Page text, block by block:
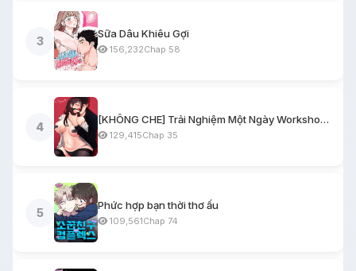
3
Sữa Dâu Khiêu Gợi
156,232Chap 58
4
[KHÔNG CHE] Trải Nghiệm Một Ngày Workshop BDSM
129,415Chap 35
5
Phức hợp bạn thời thơ ấu
109,561Chap 74